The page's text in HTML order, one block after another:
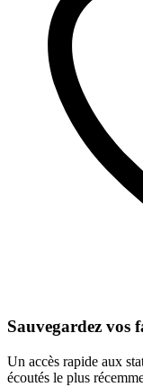
Sauvegardez vos
Un accès rapide aux
écoutés le plus